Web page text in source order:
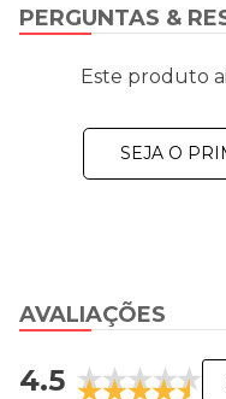
AVALIAÇÕES
4.5
PERGUNTAS &
Este produto
SEJA O